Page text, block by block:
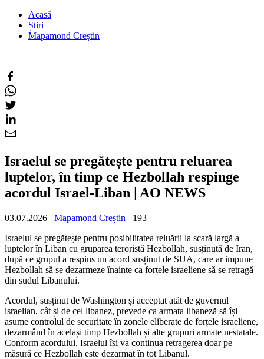
Acasă
Știri
Mapamond Creștin
Israelul se pregătește pentru reluarea
luptelor, în timp ce Hezbollah respinge
acordul Israel-Liban | AO NEWS
03.07.2026 Mapamond Creștin
193
Israelul se pregătește pentru posibilitatea reluării la scară largă a
luptelor în Liban cu gruparea teroristă Hezbollah, susținută de Iran,
după ce grupul a respins un acord susținut de SUA, care ar impune
Hezbollah să se dezarmeze înainte ca forțele israeliene să se retragă
din sudul Libanului.
Acordul, susținut de Washington și acceptat atât de guvernul
israelian, cât și de cel libanez, prevede ca armata libaneză să își
asume controlul de securitate în zonele eliberate de forțele israeliene,
dezarmând în același timp Hezbollah și alte grupuri armate nestatale.
Conform acordului, Israelul își va continua retragerea doar pe
măsură ce Hezbollah este dezarmat în tot Libanul.